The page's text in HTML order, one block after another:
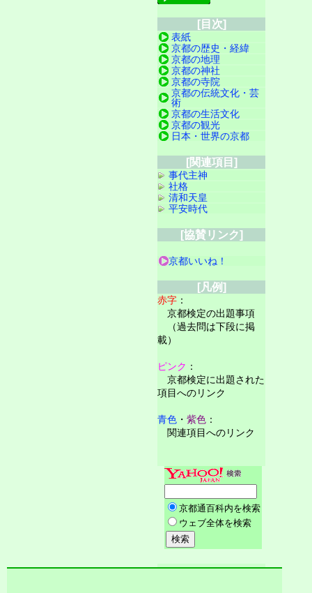
[目次]
表紙
京都の歴史・経緯
京都の地理
京都の神社
京都の寺院
京都の伝統文化・芸
術
京都の生活文化
京都の観光
日本・世界の京都
[関連項目]
事代主神
社格
清和天皇
平安時代
[協賛リンク]
京都いいね！
[凡例]
赤字 ：
京都検定の出題事項
（過去問は下段に掲
載）
ピンク ：
京都検定に出題された
項目へのリンク
青色 ・ 紫色 ：
関連項目へのリンク